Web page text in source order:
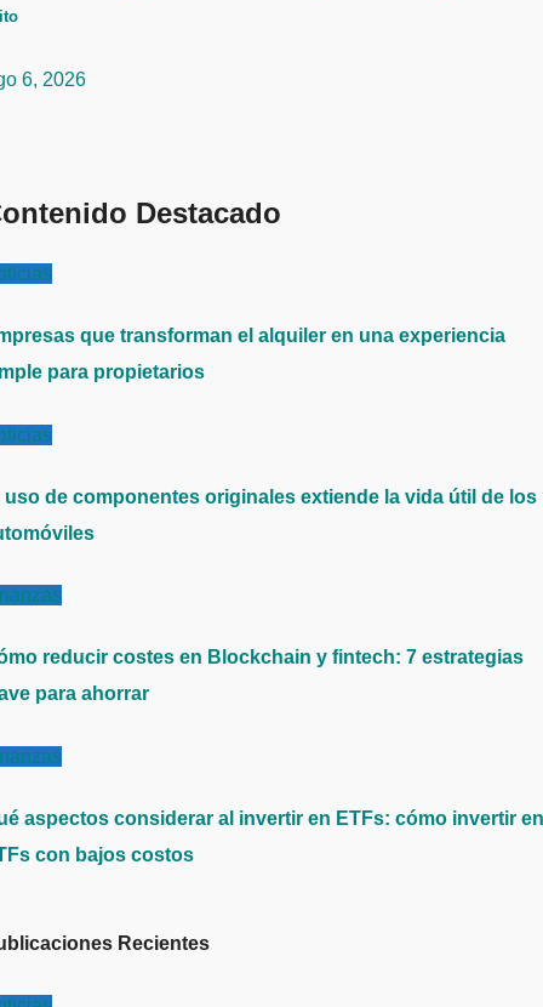
6, 2026
Destacado
que transforman el alquiler en una experiencia
para propietarios
uso de componentes originales extiende la vida útil de los
reducir costes en Blockchain y fintech: 7 estrategias
para ahorrar
aspectos considerar al invertir en ETFs: cómo invertir en
con bajos costos
Recientes